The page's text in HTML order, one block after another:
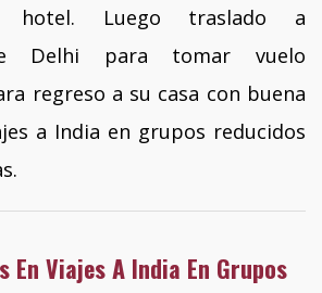
hotel. Luego traslado a
Delhi para tomar vuelo
regreso a su casa con buena
a India en grupos reducidos
En Viajes A India En Grupos